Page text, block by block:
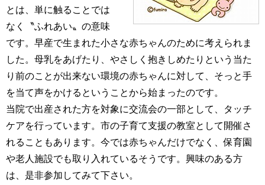
とは、単に触ることでは
なく〝ふれあい〟の意味
です。早産で生まれた小さな赤ちゃんのために考えられま
した。母乳をあげたり、やさしく抱きしめたりという当た
り前のことが出来ない環境の赤ちゃんに対して、そっと手
を当て声をかけるということから始まったのです。
当院で出産された方を対象に交流会の一部として、タッチ
ケアを行っています。市の子育て支援の教室として開催さ
れることもあります。今では赤ちゃんだけでなく、保育園
や老人施設でも取り入れているそうです。興味のある方
は、是非参加してみて下さい。